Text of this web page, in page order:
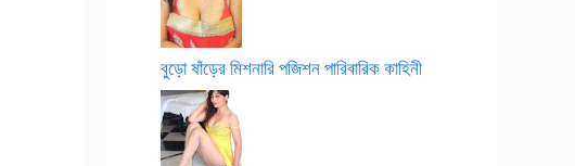
বুড়ো ষাঁড়ের মিশনারি পজিশন পারিবারিক কাহিনী